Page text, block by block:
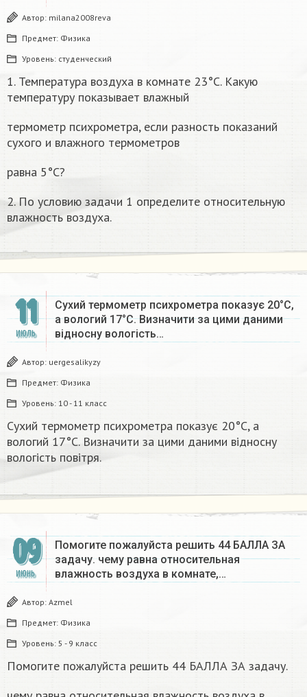
Автор: milana2008reva
Предмет: Физика
Уровень: студенческий
1. Температура воздуха в комнате 23°С. Какую
температуру показывает влажный
термометр психрометра, если разность показаний
сухого и влажного термометров
равна 5°С?
2. По условию задачи 1 определите относительную
влажность воздуха.
11
ИЮЛЬ
Сухий термометр психрометра показує 20°С,
а вологий 17°С. Визначити за цими даними
відносну вологість…
Автор: uergesalikyzy
Предмет: Физика
Уровень: 10 - 11 класс
Сухий термометр психрометра показує 20°С, а
вологий 17°С. Визначити за цими даними відносну
вологість повітря.​
09
ИЮНЬ
Помогите пожалуйста решить 44 БАЛЛА ЗА
задачу. чему равна относительная
влажность воздуха в комнате,…
Автор: Azmel
Предмет: Физика
Уровень: 5 - 9 класс
Помогите пожалуйста решить 44 БАЛЛА ЗА задачу.